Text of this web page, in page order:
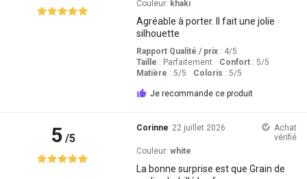
Couleur: khaki
Agréable à porter. Il fait une jolie
silhouette
Rapport Qualité / prix: 4/5
Taille : Parfaitement Confort: 5/5
Matière : 5/5 Coloris : 5/5
Je recommande ce produit
5/5
Corinne 22 juillet 2026
Achat
vérifié
Couleur: white
La bonne surprise est que Grain de